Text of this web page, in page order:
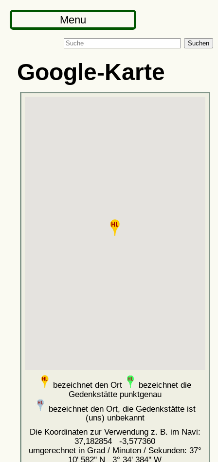
Menu
Suchen
Google-Karte
bezeichnet den Ort
bezeichnet die
Gedenkstätte punktgenau
bezeichnet den Ort, die Gedenkstätte ist
(uns) unbekannt
Die Koordinaten zur Verwendung z. B. im Navi:
37,182854 -3,577360
umgerechnet in Grad / Minuten / Sekunden: 37°
10' 582'' N 3° 34' 384'' W